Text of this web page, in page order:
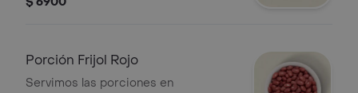
Porción Frijol Rojo
Servimos las porciones en